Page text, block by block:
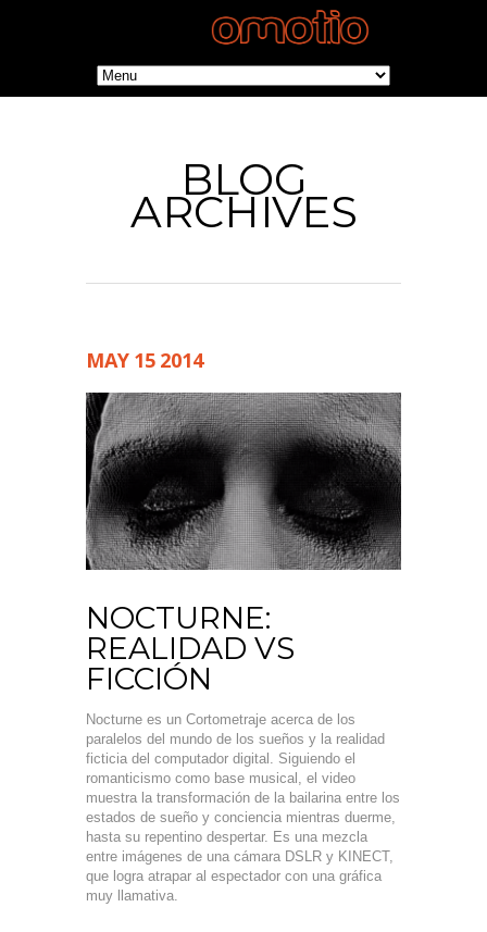
BLOG
ARCHIVES
MAY 15 2014
NOCTURNE:
REALIDAD VS
FICCIÓN
Nocturne es un Cortometraje acerca de los
paralelos del mundo de los sueños y la realidad
ficticia del computador digital. Siguiendo el
romanticismo como base musical, el video
muestra la transformación de la bailarina entre los
estados de sueño y conciencia mientras duerme,
hasta su repentino despertar. Es una mezcla
entre imágenes de una cámara DSLR y KINECT,
que logra atrapar al espectador con una gráfica
muy llamativa.